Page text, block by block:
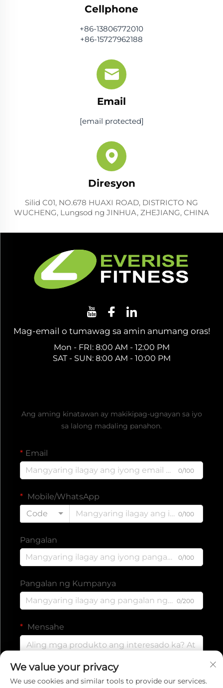
Cellphone
+86-13806772010
+86-15727962188
Email
[email protected]
Diresyon
Silid C01, NO.678 HUAXI ROAD, DISTRICTO NG
WUCHENG, Lungsod ng JINHUA, ZHEJIANG, CHINA
Mag-email o tumawag sa amin anumang oras!
Mon - FRI: 8:00 AM - 12:00 PM
SAT - SUN: 8:00 AM - 10:00 PM
Ang aming kinatawan ay makikipag-ugnayan sa iyo
sa lalong madaling panahon.
Email
0/100
Mobile/WhatsApp
Code
0/100
Pangalan
0/100
Pangalan ng Kumpanya
0/200
Mensahe
We value your privacy
We use cookies and similar tools to provide our services.